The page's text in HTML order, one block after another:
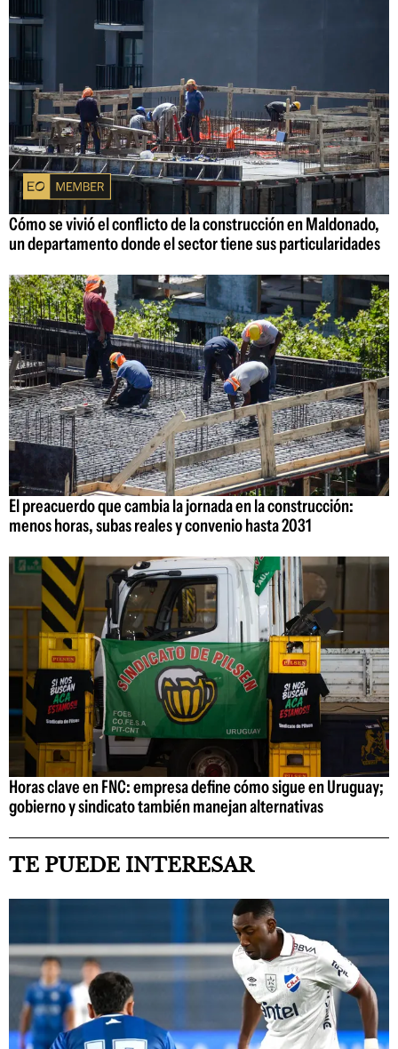
Cómo se vivió el conflicto de la construcción en Maldonado,
un departamento donde el sector tiene sus particularidades
El preacuerdo que cambia la jornada en la construcción:
menos horas, subas reales y convenio hasta 2031
Horas clave en FNC: empresa define cómo sigue en Uruguay;
gobierno y sindicato también manejan alternativas
TE PUEDE INTERESAR